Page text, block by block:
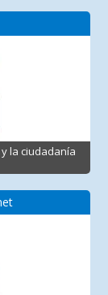
la ciudadanía